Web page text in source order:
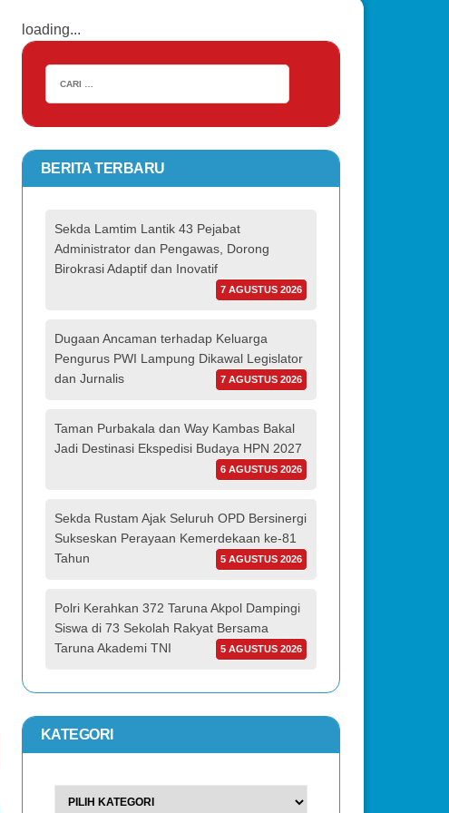
loading...
BERITA TERBARU
Sekda Lamtim Lantik 43 Pejabat
Administrator dan Pengawas, Dorong
Birokrasi Adaptif dan Inovatif
7 AGUSTUS 2026
Dugaan Ancaman terhadap Keluarga
Pengurus PWI Lampung Dikawal Legislator
dan Jurnalis
7 AGUSTUS 2026
Taman Purbakala dan Way Kambas Bakal
Jadi Destinasi Ekspedisi Budaya HPN 2027
6 AGUSTUS 2026
Sekda Rustam Ajak Seluruh OPD Bersinergi
Sukseskan Perayaan Kemerdekaan ke-81
Tahun
5 AGUSTUS 2026
Polri Kerahkan 372 Taruna Akpol Dampingi
Siswa di 73 Sekolah Rakyat Bersama
Taruna Akademi TNI
5 AGUSTUS 2026
KATEGORI